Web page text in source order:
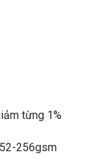
từng 1%
256gsm